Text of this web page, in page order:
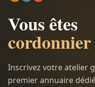
Vous êtes
cordonnier
Inscrivez votre atelier
premier annuaire